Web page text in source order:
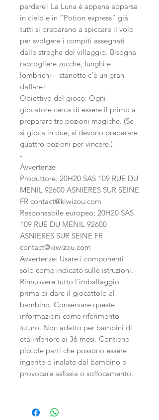
perdere! La Luna è appena apparsa
in cielo e in “Potion express” già
tutti si preparano a spiccare il volo
per svolgere i compiti assegnati
dalle streghe del villaggio. Bisogna
raccogliere zucche, funghi e
lombrichi – stanotte c’è un gran
daffare!
Obiettivo del gioco: Ogni
giocatore cerca di essere il primo a
preparare tre pozioni magiche. (Se
si gioca in due, si devono preparare
quattro pozioni per vincere.)
-
Avvertenze
Produttore: 20H20 SAS 109 RUE DU
MENIL 92600 ASNIERES SUR SEINE
FR contact@kiwizou.com
Responsabile europeo: 20H20 SAS
109 RUE DU MENIL 92600
ASNIERES SUR SEINE FR
contact@kiwizou.com
Avvertenze: Usare i componenti
solo come indicato sulle istruzioni.
Rimuovere tutto l'imballaggio
prima di dare il giocattolo al
bambino. Conservare queste
informazioni come riferimento
futuro. Non adatto per bambini di
età inferiore ai 36 mesi. Contiene
piccole parti che possono essere
ingerite o inalate dal bambino e
provocare asfissia o soffocamento.